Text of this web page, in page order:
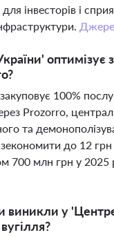
інвесторів і
оптимізує
100%
Prozorro,
та
до 12 грн
700 млн грн у 2025
виникли у